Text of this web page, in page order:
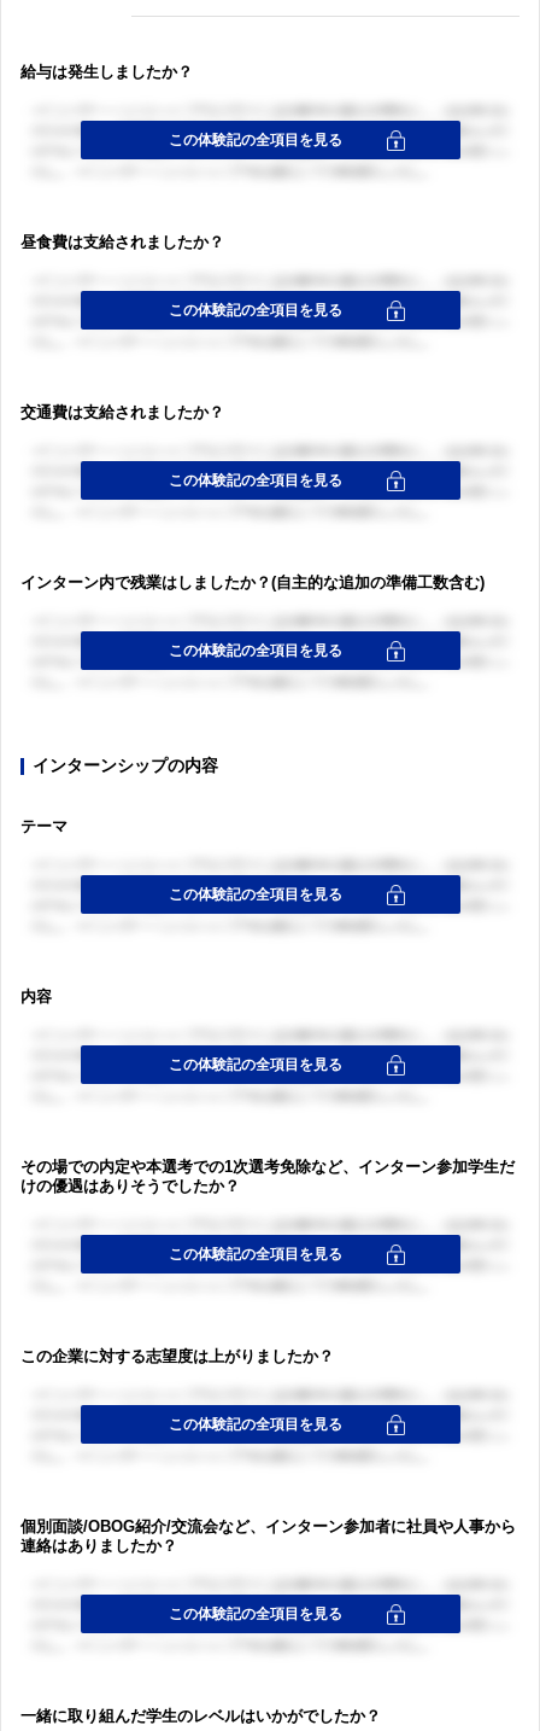
給与は発生しましたか？
昼食費は支給されましたか？
交通費は支給されましたか？
インターン内で残業はしましたか？(自主的な追加の準備工数含む)
インターンシップの内容
テーマ
内容
その場での内定や本選考での1次選考免除など、インターン参加学生だ
けの優遇はありそうでしたか？
この企業に対する志望度は上がりましたか？
個別面談/OBOG紹介/交流会など、インターン参加者に社員や人事から
連絡はありましたか？
一緒に取り組んだ学生のレベルはいかがでしたか？